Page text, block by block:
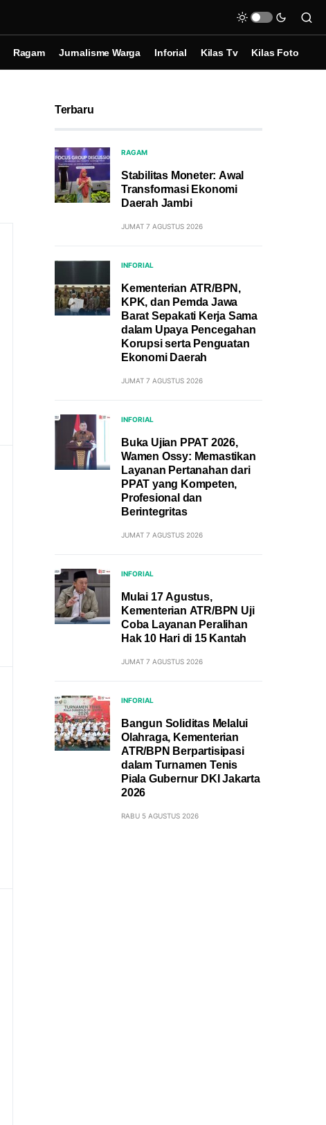
Ragam Jurnalisme Warga Inforial Kilas Tv Kilas Foto
Terbaru
RAGAM
Stabilitas Moneter: Awal
Transformasi Ekonomi
Daerah Jambi
JUMAT 7 AGUSTUS 2026
INFORIAL
Kementerian ATR/BPN,
KPK, dan Pemda Jawa
Barat Sepakati Kerja Sama
dalam Upaya Pencegahan
Korupsi serta Penguatan
Ekonomi Daerah
JUMAT 7 AGUSTUS 2026
INFORIAL
Buka Ujian PPAT 2026,
Wamen Ossy: Memastikan
Layanan Pertanahan dari
PPAT yang Kompeten,
Profesional dan
Berintegritas
JUMAT 7 AGUSTUS 2026
INFORIAL
Mulai 17 Agustus,
Kementerian ATR/BPN Uji
Coba Layanan Peralihan
Hak 10 Hari di 15 Kantah
JUMAT 7 AGUSTUS 2026
INFORIAL
Bangun Soliditas Melalui
Olahraga, Kementerian
ATR/BPN Berpartisipasi
dalam Turnamen Tenis
Piala Gubernur DKI Jakarta
2026
RABU 5 AGUSTUS 2026